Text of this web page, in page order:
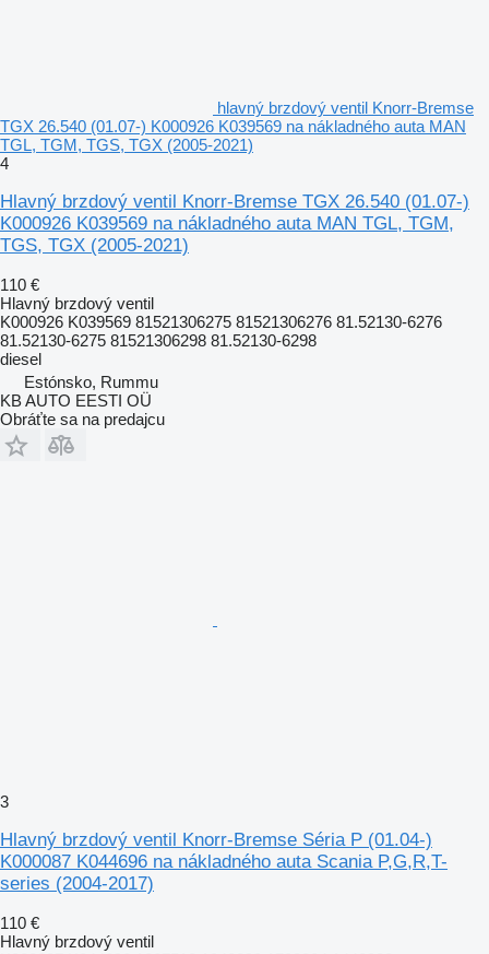
hlavný brzdový ventil Knorr-Bremse
TGX 26.540 (01.07-) K000926 K039569 na nákladného auta MAN
TGL, TGM, TGS, TGX (2005-2021)
4
Hlavný brzdový ventil Knorr-Bremse TGX 26.540 (01.07-)
K000926 K039569 na nákladného auta MAN TGL, TGM,
TGS, TGX (2005-2021)
110 €
Hlavný brzdový ventil
K000926 K039569 81521306275 81521306276 81.52130-6276
81.52130-6275 81521306298 81.52130-6298
diesel
Estónsko, Rummu
KB AUTO EESTI OÜ
Obráťte sa na predajcu
3
Hlavný brzdový ventil Knorr-Bremse Séria P (01.04-)
K000087 K044696 na nákladného auta Scania P,G,R,T-
series (2004-2017)
110 €
Hlavný brzdový ventil